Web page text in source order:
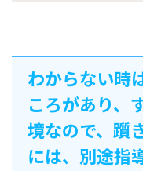
わからない時
ころがあり、
境なので、躓
には、別途指